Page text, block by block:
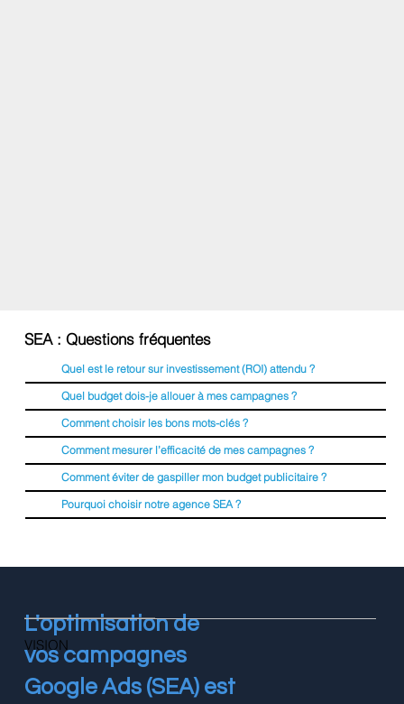
VISION
L'optimisation de
vos campagnes
Google Ads (SEA) est
SEA : Questions fréquentes
Quel est le retour sur investissement (ROI) attendu ?
Quel budget dois-je allouer à mes campagnes ?
Comment choisir les bons mots-clés ?
Comment mesurer l’efficacité de mes campagnes ?
Comment éviter de gaspiller mon budget publicitaire ?
Pourquoi choisir notre agence SEA ?